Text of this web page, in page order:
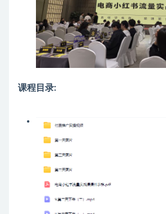
课程目录: